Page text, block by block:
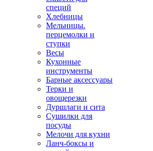
специй
Хлебницы
Мельницы.
перцемолки и
ступки
Весы
Кухонные
инструменты
Барные аксессуары
Терки и
овощерезки
Дуршлаги и сита
Сушилки для
посуды
Мелочи для кухни
Ланч-боксы и